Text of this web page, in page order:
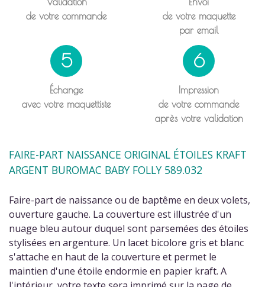
de votre commande
de votre maquette
par email
5
Échange
avec votre maquettiste
6
Impression
de votre commande
après votre validation
FAIRE-PART NAISSANCE ORIGINAL ÉTOILES KRAFT
ARGENT BUROMAC BABY FOLLY 589.032
Faire-part de naissance ou de baptême en deux volets,
ouverture gauche. La couverture est illustrée d'un
nuage bleu autour duquel sont parsemées des étoiles
stylisées en argenture. Un lacet bicolore gris et blanc
s'attache en haut de la couverture et permet le
maintien d'une étoile endormie en papier kraft. A